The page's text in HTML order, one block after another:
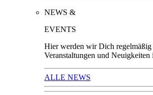
NEWS &
EVENTS
Hier werden wir Dich regelmäßig
Veranstaltungen und Neuigkeiten
ALLE NEWS